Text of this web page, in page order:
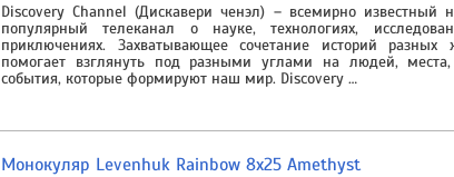
Discovery Channel (Дискавери ченэл) – всемирно известный
популярный телеканал о науке, технологиях,
приключениях. Захватывающее сочетание историй разных
помогает взглянуть под разными углами на людей,
события, которые формируют наш мир. Discovery …
Монокуляр Levenhuk Rainbow 8x25 Amethyst